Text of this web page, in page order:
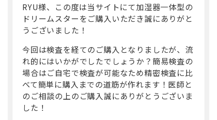
RYU様、この度は当サイトにて加湿器一体型の
ドリームスターをご購入いただき誠にありがと
うございました！
今回は検査を経てのご購入となりましたが、流
れ的にはいかがでしたでしょうか？簡易検査の
場合はご自宅で検査が可能なため精密検査に比
べて簡単に購入までの道筋が作れます！医師と
のご相談の上のご購入誠にありがとうございま
した！